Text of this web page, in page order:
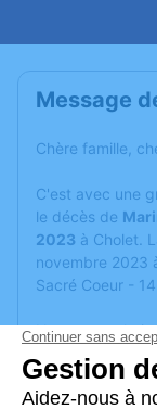
Message
Chère famille,
C'est avec une
le décès de
2023 à Cholet.
novembre 2023
Sacré Coeur -
Nous ne
https://
6486015?